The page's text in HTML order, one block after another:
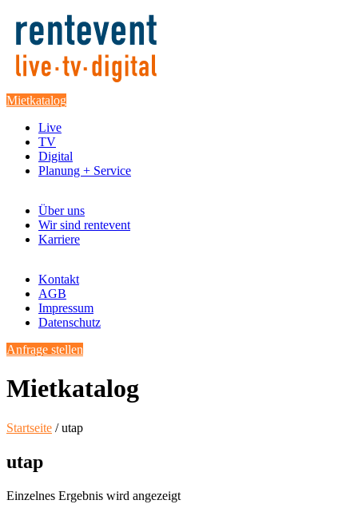
Mietkatalog
Live
TV
Digital
Planung + Service
Über uns
Wir sind rentevent
Karriere
Kontakt
AGB
Impressum
Datenschutz
Anfrage stellen
Mietkatalog
Startseite / utap
utap
Einzelnes Ergebnis wird angezeigt